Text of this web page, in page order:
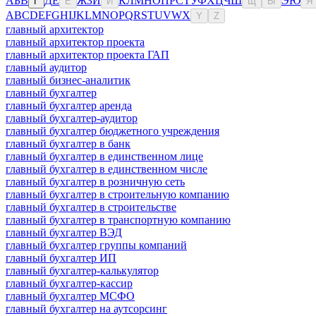
ABCDEFGHIJKLMNOPQRSTUVWX Y Z
главный архитектор
главный архитектор проекта
главный архитектор проекта ГАП
главный аудитор
главный бизнес-аналитик
главный бухгалтер
главный бухгалтер аренда
главный бухгалтер-аудитор
главный бухгалтер бюджетного учреждения
главный бухгалтер в банк
главный бухгалтер в единственном лице
главный бухгалтер в единственном числе
главный бухгалтер в розничную сеть
главный бухгалтер в строительную компанию
главный бухгалтер в строительстве
главный бухгалтер в транспортную компанию
главный бухгалтер ВЭД
главный бухгалтер группы компаний
главный бухгалтер ИП
главный бухгалтер-калькулятор
главный бухгалтер-кассир
главный бухгалтер МСФО
главный бухгалтер на аутсорсинг